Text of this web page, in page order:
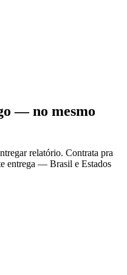
—no mesmo
relatório. Contrata pra
entrega — Brasil e Estados